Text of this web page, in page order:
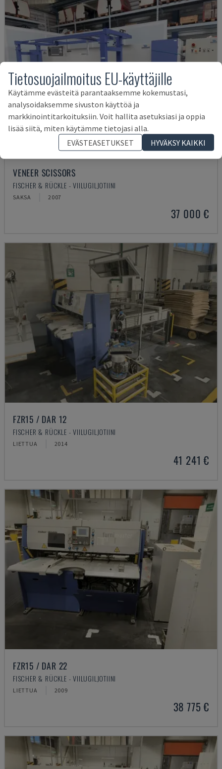
VENEER SCISSORS
FISCHER & RÜCKLE - VIILUGILJOTIINI
SAKSA 2007
37 000 €
FZR15 / DAR 12
FISCHER & RÜCKLE - VIILUGILJOTIINI
LIETTUA 2014
41 241 €
FZR15 / DAR 22
FISCHER & RÜCKLE - VIILUGILJOTIINI
LIETTUA 2009
38 775 €
Tietosuojailmoitus EU-käyttäjille
Käytämme evästeitä parantaaksemme kokemustasi,
analysoidaksemme sivuston käyttöä ja
markkinointitarkoituksiin. Voit hallita asetuksiasi ja oppia
lisää siitä, miten käytämme tietojasi alla.
EVÄSTEASETUKSET
HYVÄKSY KAIKKI